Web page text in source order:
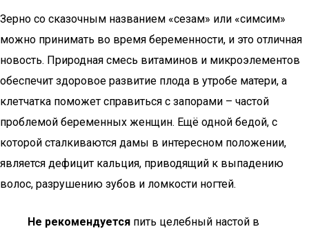
Зерно со сказочным названием «сезам» или «симсим»
можно принимать во время беременности, и это отличная
новость. Природная смесь витаминов и микроэлементов
обеспечит здоровое развитие плода в утробе матери, а
клетчатка поможет справиться с запорами – частой
проблемой беременных женщин. Ещё одной бедой, с
которой сталкиваются дамы в интересном положении,
является дефицит кальция, приводящий к выпадению
волос, разрушению зубов и ломкости ногтей.
Не рекомендуется пить целебный настой в